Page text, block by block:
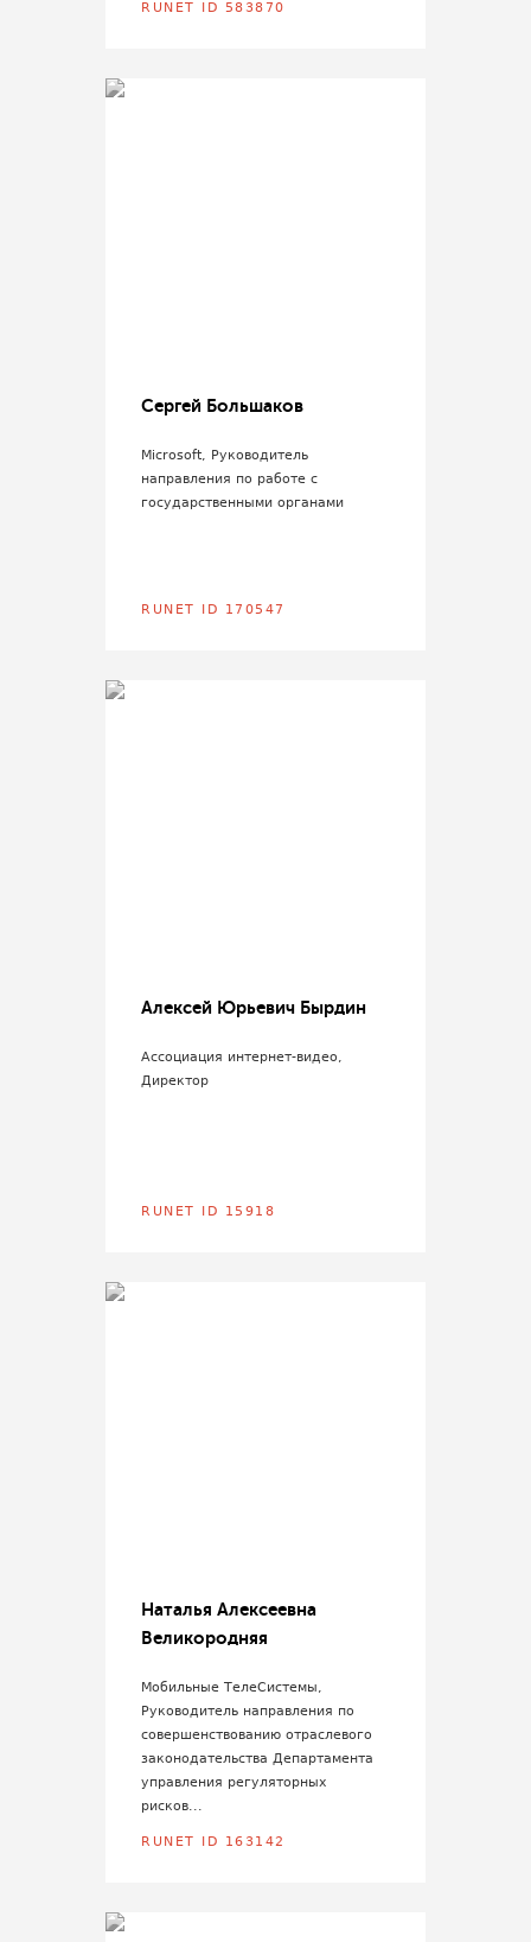
RUNET ID 583870
Сергей Большаков
Microsoft, Руководитель
направления по работе с
государственными органами
RUNET ID 170547
Алексей Юрьевич Бырдин
Ассоциация интернет-видео,
Директор
RUNET ID 15918
Наталья Алексеевна
Великородняя
Мобильные ТелеСистемы,
Руководитель направления по
совершенствованию отраслевого
законодательства Департамента
управления регуляторных
рисков...
RUNET ID 163142